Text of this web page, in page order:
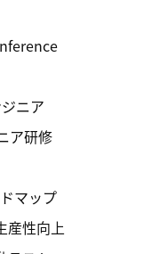
ニア
ア研修
マップ
産性向上